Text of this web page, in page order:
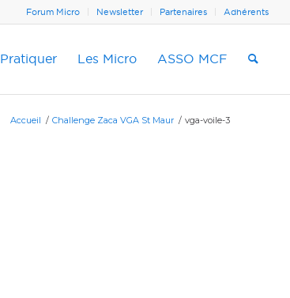
Forum Micro Newsletter Partenaires Adhérents
Pratiquer Les Micro ASSO MCF
Accueil / Challenge Zaca VGA St Maur / vga-voile-3